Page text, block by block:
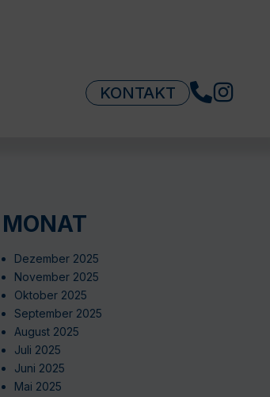
KONTAKT
MONAT
Dezember 2025
November 2025
Oktober 2025
September 2025
August 2025
Juli 2025
Juni 2025
Mai 2025